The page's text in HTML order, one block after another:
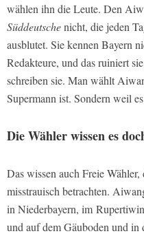
wählen ihn die Leute. Den
Süddeutschenicht, die jeden
ausblutet. Sie kennen Bayern
Redakteure, und das ruiniert
schreiben sie. Man wählt
Supermann ist. Sondern weil
Die Wähler wissen es
Das wissen auch Freie
misstrauisch betrachten.
in Niederbayern, im
und auf dem Gäuboden und